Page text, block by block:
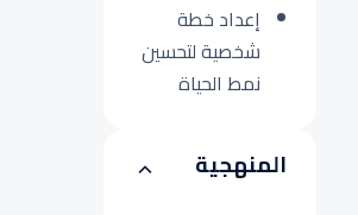
إعداد خطة
شخصية لتحسين
نمط الحياة
المنهجية